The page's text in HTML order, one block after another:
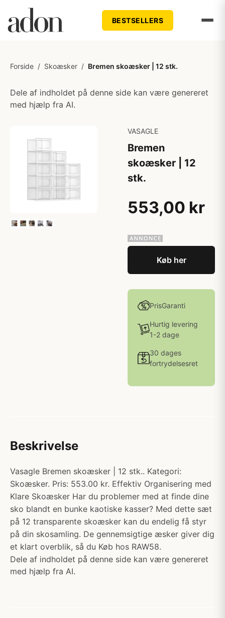
BESTSELLERS
Forside / Skoæsker / Bremen skoæsker | 12 stk.
Dele af indholdet på denne side kan være genereret
med hjælp fra AI.
VASAGLE
Bremen
skoæsker | 12
stk.
553,00 kr
Køb her
PrisGaranti
Hurtig levering
1-2 dage
30 dages
fortrydelsesret
Beskrivelse
Vasagle Bremen skoæsker | 12 stk.. Kategori:
Skoæsker. Pris: 553.00 kr. Effektiv Organisering med
Klare Skoæsker Har du problemer med at finde dine
sko blandt en bunke kaotiske kasser? Med dette sæt
på 12 transparente skoæsker kan du endelig få styr
på din skosamling. De gennemsigtige æsker giver dig
et klart overblik, så du Køb hos RAW58.
Dele af indholdet på denne side kan være genereret
med hjælp fra AI.